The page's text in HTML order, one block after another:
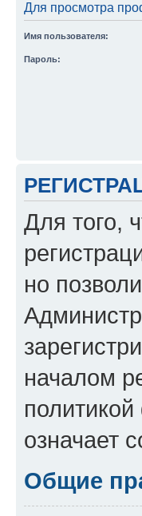
Для просмотра
Имя пользователя:
Пароль:
Для того,
но
началом
означает
Общие